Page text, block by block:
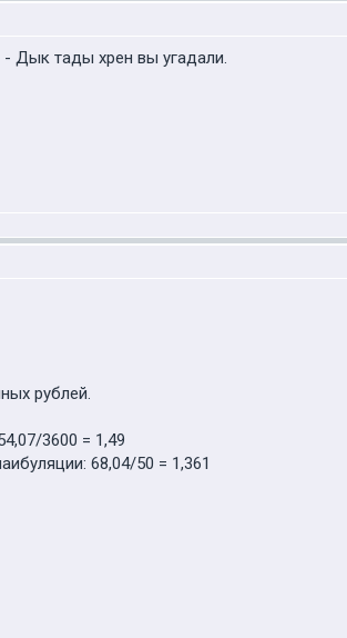
Дык тады хрен вы угадали.
рублей.
3600 = 1,49
68,04/50 = 1,361